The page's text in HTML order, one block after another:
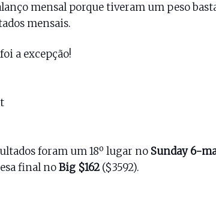
mensal porque tiveram um peso
mensais.
a excepção!
foram um 18º lugar no Sunday 6-
final noBig $162($3592).